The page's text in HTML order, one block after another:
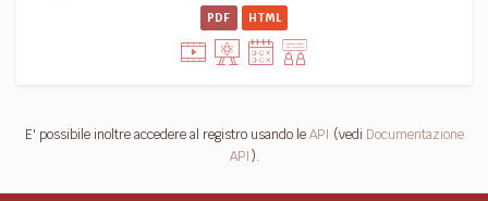
PDF HTML
E' possibile inoltre accedere al registro usando leAPI (vedi Documentazione
API).